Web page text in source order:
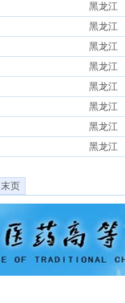
黑龙江
黑龙江
黑龙江
黑龙江
黑龙江
黑龙江
黑龙江
黑龙江
末页